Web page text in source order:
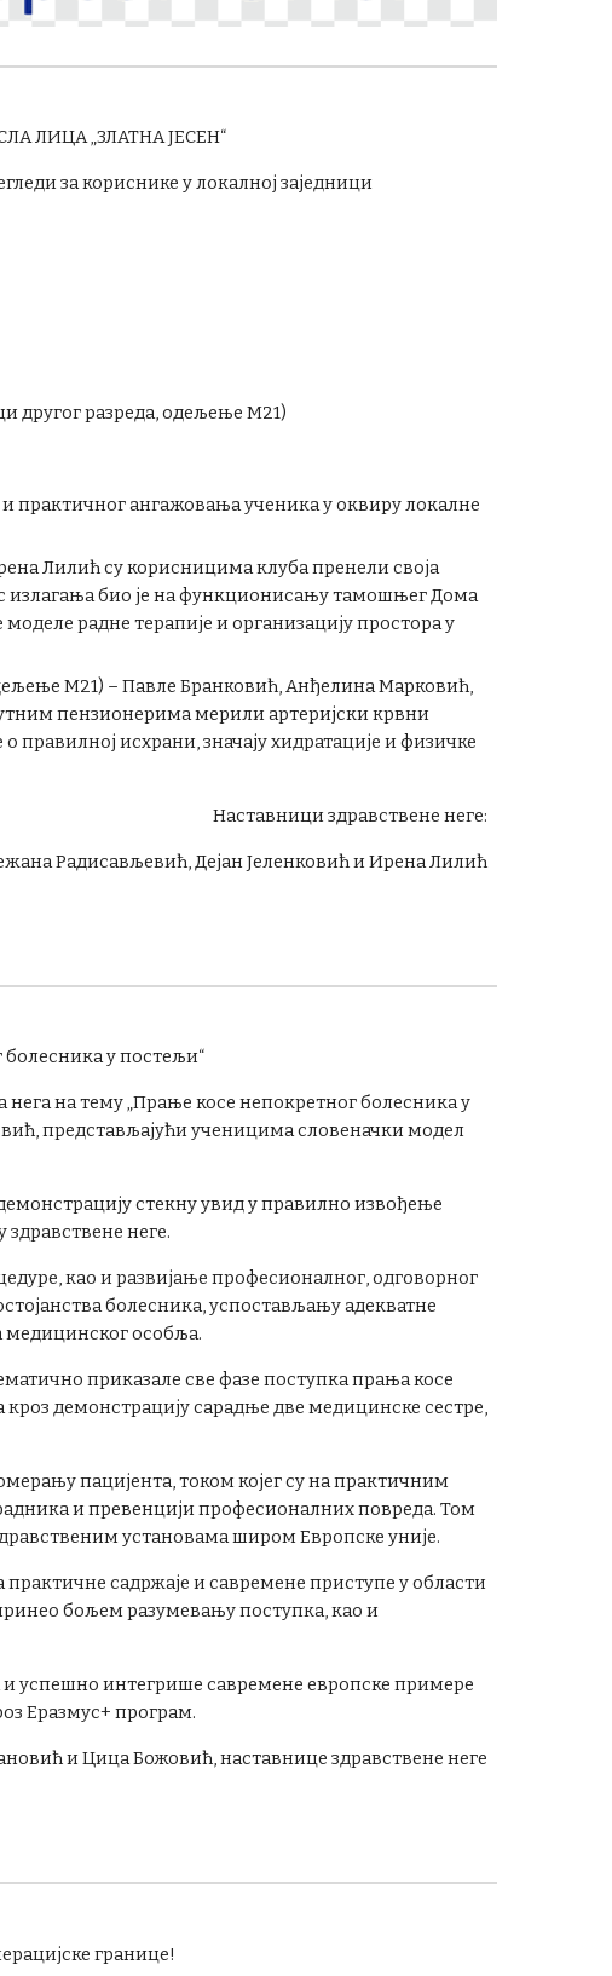
ЛИЦА „ЗЛАТНА ЈЕСЕН“
за кориснике у локалној заједници
другог разреда, одељење М21)
практичног ангажовања ученика у оквиру локалне
Лилић су корисницима клуба пренели своја
излагања био је на функционисању тамошњег Дома
радне терапије и организацију простора у
М21) – Павле Бранковић, Анђелина Марковић,
пензионерима мерили артеријски крвни
исхрани, значају хидратације и физичке
Наставници здравствене неге:
Радисављевић, Дејан Јеленковић и Ирена Лилић
у постељи“
нега на тему „Прање косе непокретног болесника у
представљајући ученицима словеначки модел
стекну увид у правилно извођење
неге.
као и развијање професионалног, одговорног
болесника, успостављању адекватне
медицинског особља.
приказале све фазе поступка прања косе
демонстрацију сарадње две медицинске сестре,
пацијента, током којег су на практичним
и превенцији професионалних повреда. Том
установама широм Европске уније.
практичне садржаје и савремене приступе у области
бољем разумевању поступка, као и
и успешно интегрише савремене европске примере
Еразмус+ програм.
и Цица Божовић, наставнице здравствене неге
границе!